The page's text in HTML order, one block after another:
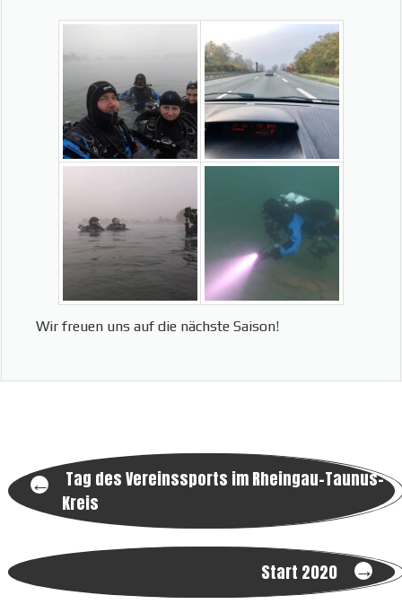
Wir freuen uns auf die nächste Saison!
Post
navigation
←
Tag des Vereinssports im Rheingau-Taunus-
Kreis
Start 2020 →